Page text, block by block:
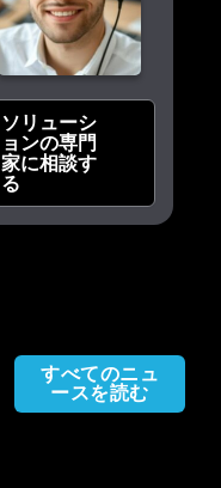
ソリューシ
ョンの専門
家に相談す
る
すべてのニュ
ースを読む